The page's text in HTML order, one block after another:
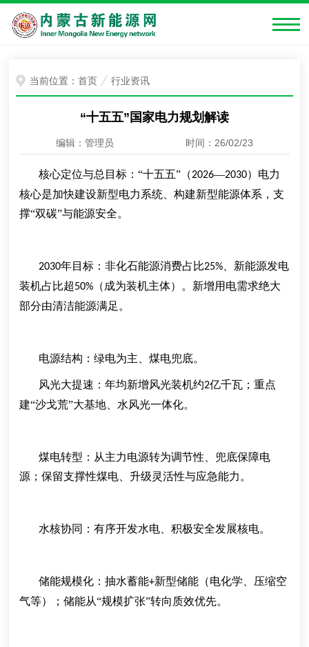
当前位置：首页 行业资讯
“十五五”国家电力规划解读
编辑：管理员 时间：26/02/23
核心定位与总目标 ：“十五五”（2026—2030）电力
核心是加快建设新型电力系统、构建新型能源体系，支
撑“双碳”与能源安全。
2030年目标：非化石能源消费占比25% 、新能源发电
装机占比超50% （成为装机主体）。 新增用电需求绝大
部分由清洁能源满足。
电源结构：绿电为主、煤电兜底。
风光大提速：年均新增风光装机约2亿千瓦；重点
建“沙戈荒”大基地、水风光一体化。
煤电转型：从主力电源转为调节性、兜底保障电
源；保留支撑性煤电、升级灵活性与应急能力。
水核协同：有序开发水电、积极安全发展核电。
储能规模化：抽水蓄能+新型储能（电化学、压缩空
气等）；储能从“规模扩张”转向质效优先。